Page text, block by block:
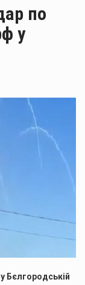
по
у
Бєлгородській